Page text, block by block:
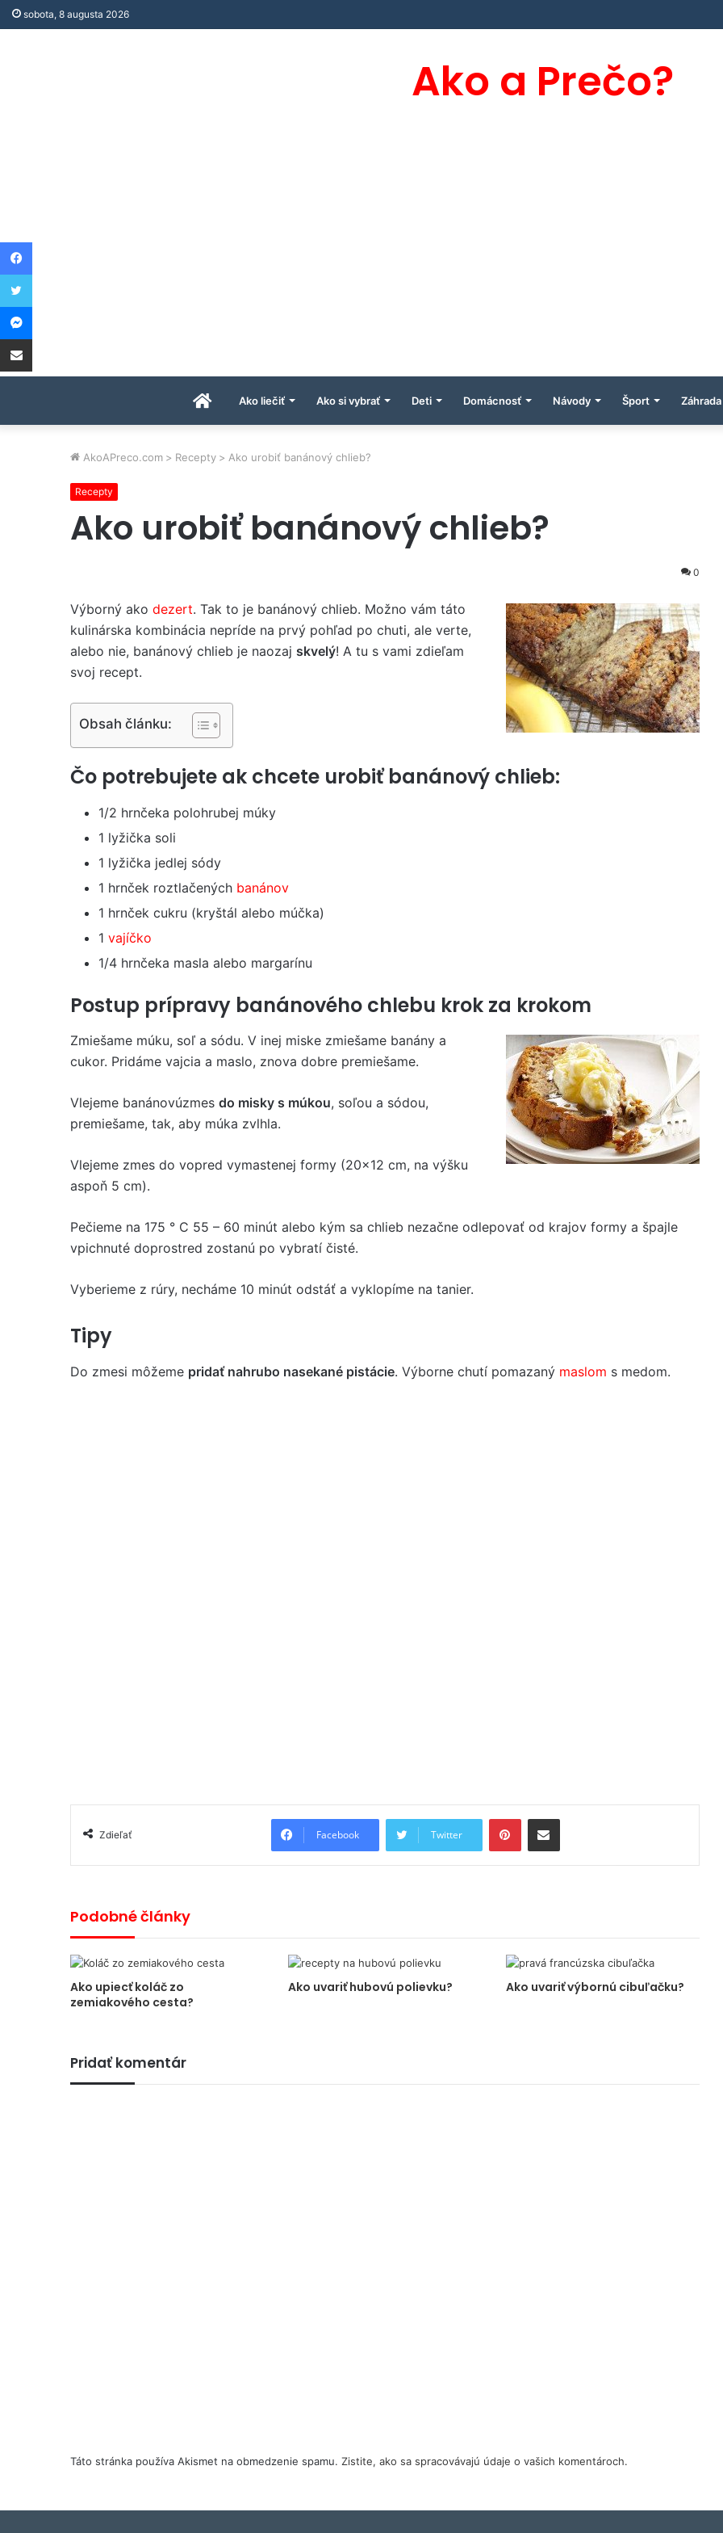
sobota, 8 augusta 2026
Ako a Prečo?
ÚvodnáAko liečiť Ako si vybrať Deti Domácnosť Návody Šport Záhrada
AkoAPreco.com > Recepty > Ako urobiť banánový chlieb?
Recepty
Ako urobiť banánový chlieb?
0
Výborný ako dezert. Tak to je banánový chlieb. Možno vám táto
kulinárska kombinácia nepríde na prvý pohľad po chuti, ale verte,
alebo nie, banánový chlieb je naozaj skvelý! A tu s vami zdieľam
svoj recept.
Obsah článku:
Čo potrebujete ak chcete urobiť banánový chlieb:
1/2 hrnčeka polohrubej múky
1 lyžička soli
1 lyžička jedlej sódy
1 hrnček roztlačených banánov
1 hrnček cukru (kryštál alebo múčka)
1 vajíčko
1/4 hrnčeka masla alebo margarínu
Postup prípravy banánového chlebu krok za krokom
Zmiešame múku, soľ a sódu. V inej miske zmiešame banány a
cukor. Pridáme vajcia a maslo, znova dobre premiešame.
Vlejeme banánovúzmes do misky s múkou, soľou a sódou,
premiešame, tak, aby múka zvlhla.
Vlejeme zmes do vopred vymastenej formy (20×12 cm, na výšku
aspoň 5 cm).
Pečieme na 175 ° C 55 – 60 minút alebo kým sa chlieb nezačne odlepovať od krajov formy a špajle
vpichnuté doprostred zostanú po vybratí čisté.
Vyberieme z rúry, necháme 10 minút odstáť a vyklopíme na tanier.
Tipy
Do zmesi môžeme pridať nahrubo nasekané pistácie. Výborne chutí pomazaný maslom s medom.
Zdieľať Facebook Twitter
PinterestShare via Email
Podobné články
Ako upiecť koláč zo
zemiakového cesta?
Ako uvariť hubovú polievku? Ako uvariť výbornú cibuľačku?
Pridať komentár
Táto stránka používa Akismet na obmedzenie spamu. Zistite, ako sa spracovávajú údaje o vašich komentároch.
Facebook
Twitter
Messenger
Share via Email